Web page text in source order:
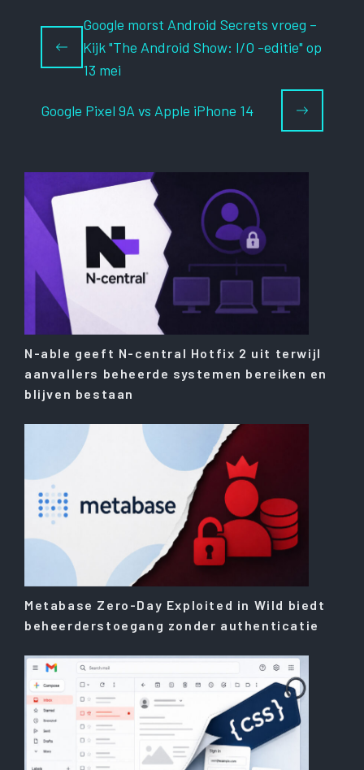
Google morst Android Secrets vroeg –
Kijk "The Android Show: I/O -editie" op
13 mei
Google Pixel 9A vs Apple iPhone 14
N-able geeft N-central Hotfix 2 uit terwijl
aanvallers beheerde systemen bereiken en
blijven bestaan
Metabase Zero-Day Exploited in Wild biedt
beheerderstoegang zonder authenticatie